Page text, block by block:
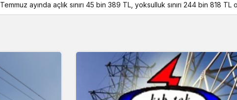
Temmuz ayında açlık sınırı 45 bin 389 TL, yoksulluk sınırı 244 bin 818 TL